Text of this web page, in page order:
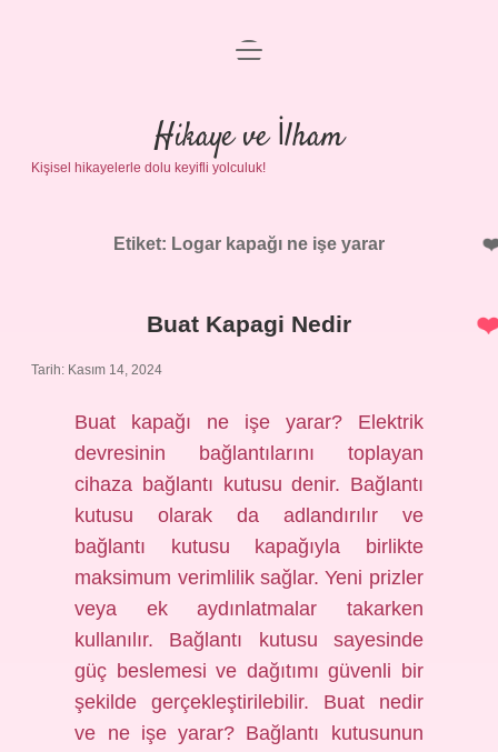
Anasayfa
Gizlilik Politikası
Yasal Uyarı
menüyü
Hikaye ve İlham
Kişisel hikayelerle dolu keyifli yolculuk!
Etiket: Logar kapağı ne işe yarar
Buat Kapagi Nedir
Tarih: Kasım 14, 2024
Buat kapağı ne işe yarar? Elektrik
devresinin bağlantılarını toplayan
cihaza bağlantı kutusu denir. Bağlantı
kutusu olarak da adlandırılır ve
bağlantı kutusu kapağıyla birlikte
maksimum verimlilik sağlar. Yeni prizler
veya ek aydınlatmalar takarken
kullanılır. Bağlantı kutusu sayesinde
güç beslemesi ve dağıtımı güvenli bir
şekilde gerçekleştirilebilir. Buat nedir
ve ne işe yarar? Bağlantı kutusunun